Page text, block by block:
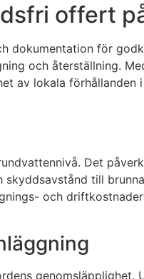
offert
för
och återställning.
lokala förhållanden
Det
till
och